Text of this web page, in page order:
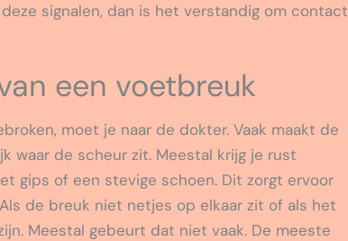
signalen, dan is het verstandig om contact
een voetbreuk
moet je naar de dokter. Vaak maakt de
waar de scheur zit. Meestal krijg je rust
gips of een stevige schoen. Dit zorgt ervoor
de breuk niet netjes op elkaar zit of als het
Meestal gebeurt dat niet vaak. De meeste